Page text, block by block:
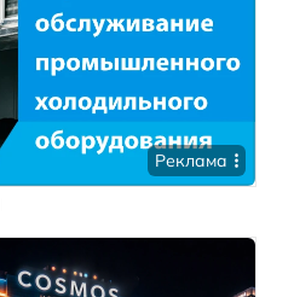
Реклама